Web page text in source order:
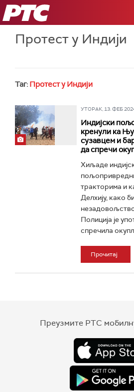
РТС
Протест у Индији
Таг: Протест у Индији
УТОРАК, 13. ФЕБ
Индијски
кренули ка Њу
сузавцем и
да спречи
Хиљаде
тракторима и
Делхију, како
Полиција је
спречила
Прочитај
Преузмите РТС